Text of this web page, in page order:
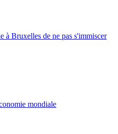
Bruxelles de ne pas s'immiscer
mondiale